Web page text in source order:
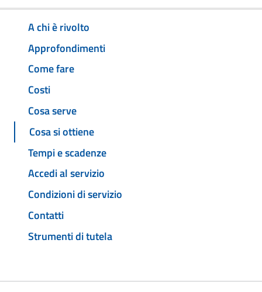
A chi è rivolto
Approfondimenti
Come fare
Costi
Cosa serve
Cosa si ottiene
Tempi e scadenze
Accedi al servizio
Condizioni di servizio
Contatti
Strumenti di tutela